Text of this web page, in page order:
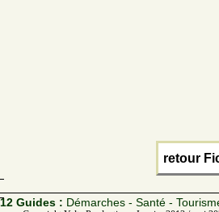
retour
12 Guides : Démarches - Santé -